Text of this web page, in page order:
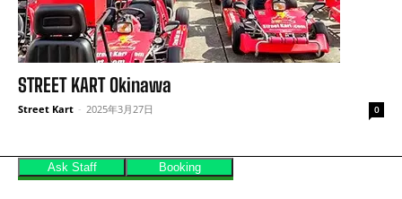
STREET KART Okinawa
Street Kart - 2025年3月27日 0